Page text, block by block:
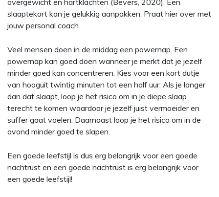
slaaptekort kan je gelukkig aanpakken. Praat hier over met
jouw personal coach
Veel mensen doen in de middag een powernap. Een
powernap kan goed doen wanneer je merkt dat je jezelf
minder goed kan concentreren. Kies voor een kort dutje
van hooguit twintig minuten tot een half uur. Als je langer
dan dat slaapt, loop je het risico om in je diepe slaap
terecht te komen waardoor je jezelf juist vermoeider en
suffer gaat voelen. Daarnaast loop je het risico om in de
avond minder goed te slapen.
Een goede leefstijl is dus erg belangrijk voor een goede
nachtrust en een goede nachtrust is erg belangrijk voor
een goede leefstijl!